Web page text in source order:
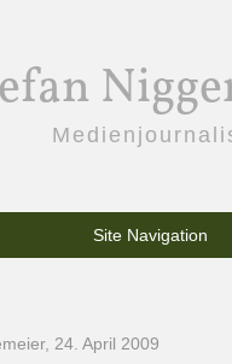
Site Navigation
, 24. April 2009